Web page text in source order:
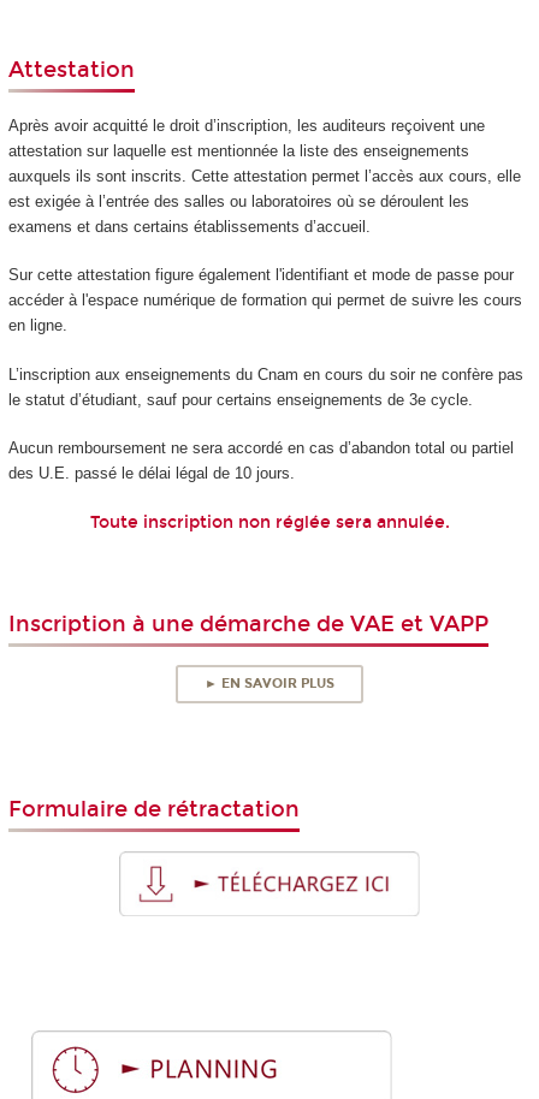
Attestation
Après avoir acquitté le droit d’inscription, les auditeurs reçoivent une
attestation sur laquelle est mentionnée la liste des enseignements
auxquels ils sont inscrits. Cette attestation permet l’accès aux cours, elle
est exigée à l’entrée des salles ou laboratoires où se déroulent les
examens et dans certains établissements d’accueil.
Sur cette attestation figure également l'identifiant et mode de passe pour
accéder à l'espace numérique de formation qui permet de suivre les cours
en ligne.
L’inscription aux enseignements du Cnam en cours du soir ne confère pas
le statut d’étudiant, sauf pour certains enseignements de 3e cycle.
Aucun remboursement ne sera accordé en cas d’abandon total ou partiel
des U.E. passé le délai légal de 10 jours.
Toute inscription non réglée sera annulée.
Inscription à une démarche de VAE et VAPP
► EN SAVOIR PLUS
Formulaire de rétractation